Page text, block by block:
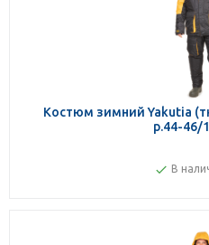
Костюм зимний Yakutia
р.44-46/
В